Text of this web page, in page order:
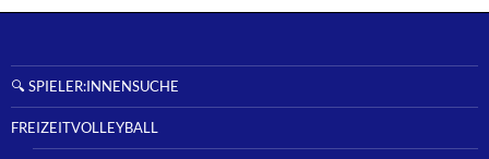
🔍 SPIELER:INNENSUCHE
FREIZEITVOLLEYBALL